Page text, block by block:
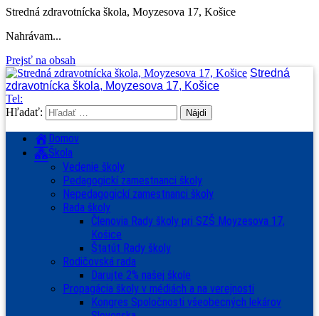
Stredná zdravotnícka škola, Moyzesova 17, Košice
Nahrávam...
Prejsť na obsah
Stredná
zdravotnícka škola, Moyzesova 17, Košice
Tel:
Hľadať:
Domov
Škola
Vedenie školy
Pedagogickí zamestnanci školy
Nepedagogickí zamestnanci školy
Rada školy
Členovia Rady školy pri SZŠ Moyzesova 17,
Košice
Štatút Rady školy
Rodičovská rada
Darujte 2% našej škole
Propagácia školy v médiách a na verejnosti
Kongres Spoločnosti všeobecných lekárov